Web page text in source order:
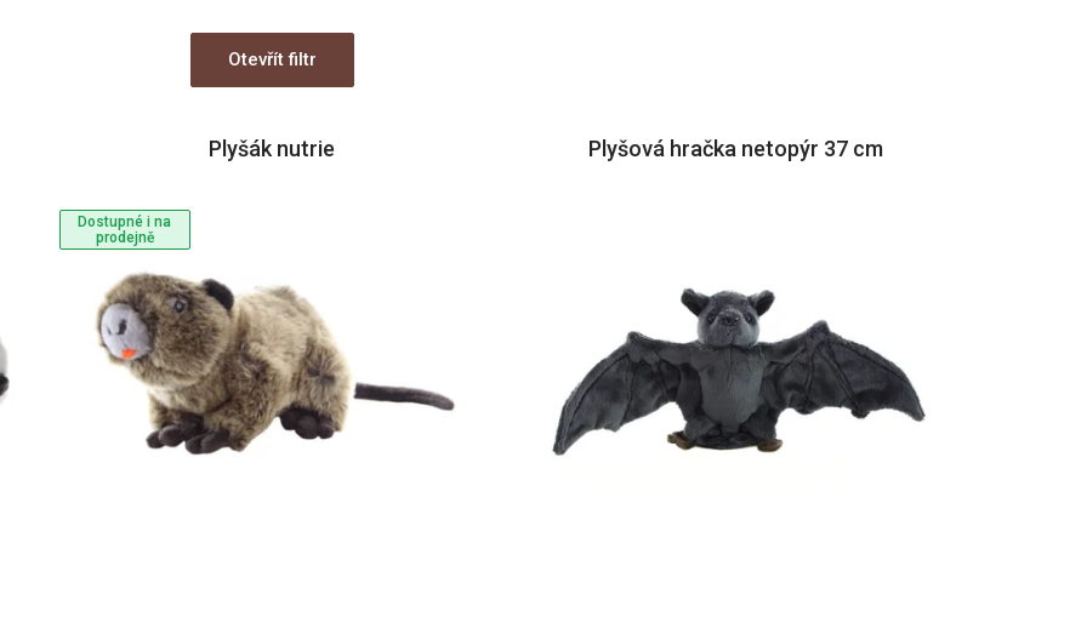
Otevřít filtr
Dostupné i na
prodejně
Plyšák nutrie Plyšová hračka netopýr 37 cm